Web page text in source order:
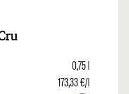
0,75 l
173,33 €/l